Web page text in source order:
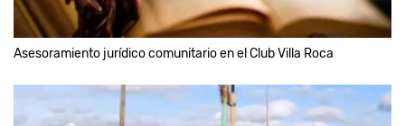
Asesoramiento jurídico comunitario en el Club Villa Roca